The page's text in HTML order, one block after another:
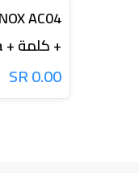
+ كلمة + RFID | Tuya
0.00 SR